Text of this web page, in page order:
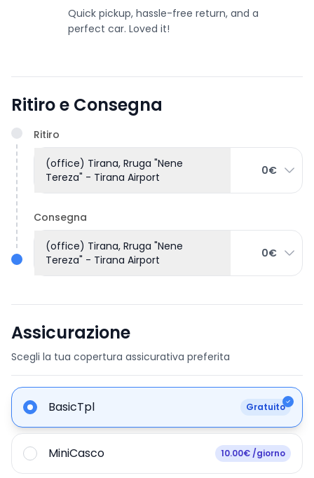
Quick pickup, hassle-free return, and a
perfect car. Loved it!
Ritiro e Consegna
Ritiro
(office) Tirana, Rruga "Nene
Tereza" - Tirana Airport
0€
Consegna
(office) Tirana, Rruga "Nene
Tereza" - Tirana Airport
0€
Assicurazione
Scegli la tua copertura assicurativa preferita
BasicTpl Gratuito
MiniCasco 10.00€ /giorno